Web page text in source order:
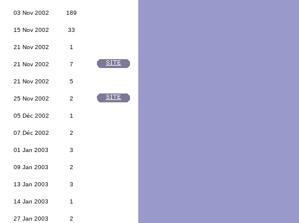
03 Nov 2002 189
15 Nov 2002 33
21 Nov 2002 1
21 Nov 2002 7
21 Nov 2002 5
25 Nov 2002 2
05 Déc 2002 1
07 Déc 2002 2
01 Jan 2003 3
09 Jan 2003 2
13 Jan 2003 3
14 Jan 2003 1
27 Jan 2003 2